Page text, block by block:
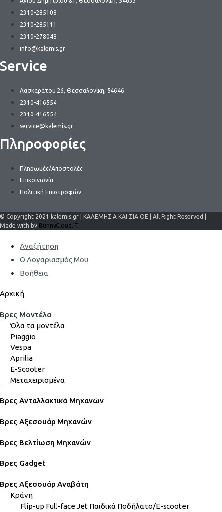
2310-285108
2310-285111
2310-278048
info@kalemis.gr
Service
Λασκαράτου 26, Θεσσαλονίκη, 54646
2310-416554
2310-416554
service@kalemis.gr
Πληροφορίες
Πληρωμές/Αποστολές
Επικοινωνία
Πολιτική Επιστροφών
© Copyright 2021 kalemis.gr | ΚΑΛΕΜΗΣ Α ΚΑΙ ΣΙΑ ΟΕ | All Right Reserved |
Made with by BunnyCloud.IT
Αναζήτηση
Ο Λογαριασμός Μου
Βοήθεια
Αρχική
Βρες Μοντέλα
Όλα τα μοντέλα
Piaggio
Vespa
Aprilia
E-Scooter
Μεταχειρισμένα
Βρες Ανταλλακτικά Μηχανών
Βρες Αξεσουάρ Μηχανών
Βρες Βελτίωση Μηχανών
Βρες Gadget
Βρες Αξεσουάρ Αναβάτη
Κράνη
Flip-up Full-faceJet Παιδικά Ποδήλατο/E-scooter